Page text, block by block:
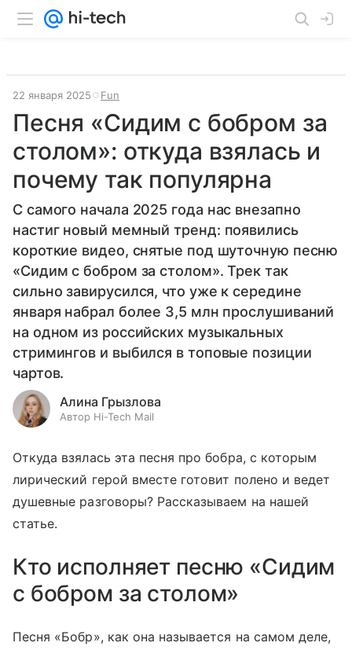
22 января 2025 Fun
Песня «Сидим с бобром за
столом»: откуда взялась и
почему так популярна
С самого начала 2025 года нас внезапно
настиг новый мемный тренд: появились
короткие видео, снятые под шуточную песню
«Сидим с бобром за столом». Трек так
сильно завирусился, что уже к середине
января набрал более 3,5 млн прослушиваний
на одном из российских музыкальных
стримингов и выбился в топовые позиции
чартов.
Алина Грызлова
Автор Hi-Tech Mail
Откуда взялась эта песня про бобра, с которым
лирический герой вместе готовит полено и ведет
душевные разговоры? Рассказываем на нашей
статье.
Кто исполняет песню «Сидим
с бобром за столом»
Песня «Бобр», как она называется на самом деле,